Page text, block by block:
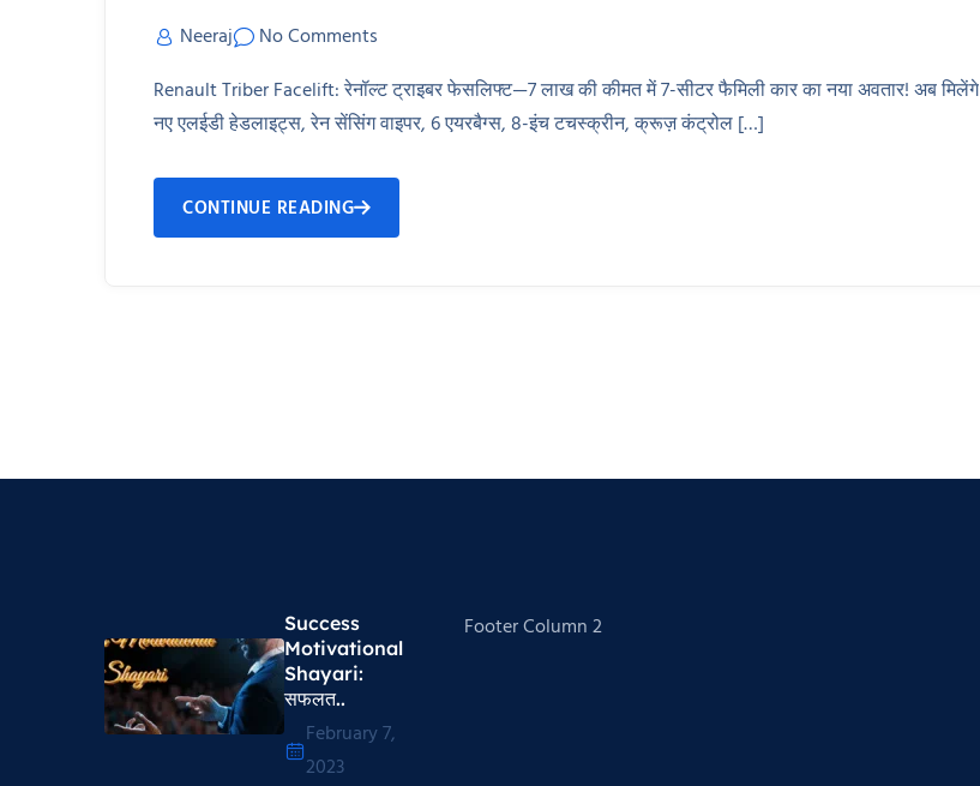
Neeraj
No Comments
Renault Triber Facelift: रेनॉल्ट ट्राइबर फेसलिफ्ट—7 लाख की कीमत में 7-सीटर फैमिली कार का नया अवतार! अब मिलेंगे
नए एलईडी हेडलाइट्स, रेन सेंसिंग वाइपर, 6 एयरबैग्स, 8-इंच टचस्क्रीन, क्रूज़ कंट्रोल […]
CONTINUE READING
Success
Motivational
Shayari​:
सफलत..
February 7,
2023
Footer Column 2